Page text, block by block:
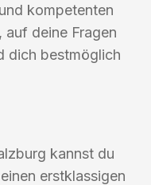
kompetenten
auf deine Fragen
dich bestmöglich
kannst du
erstklassigen